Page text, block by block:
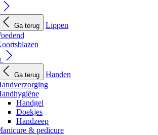
Ga terug
Lippen
Ga terug
Handen
Handgel
Doekjes
Handzeep
& pedicure